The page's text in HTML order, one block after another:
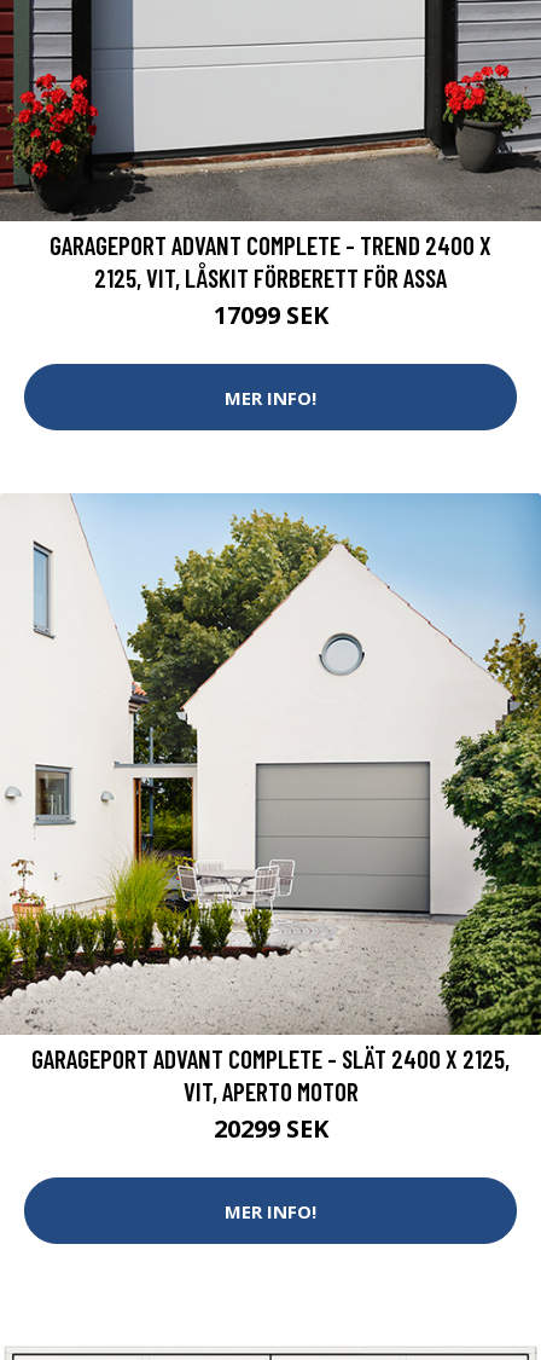
GARAGEPORT ADVANT COMPLETE - TREND 2400 X
2125, VIT, LÅSKIT FÖRBERETT FÖR ASSA
17099 SEK
MER INFO!
GARAGEPORT ADVANT COMPLETE - SLÄT 2400 X 2125,
VIT, APERTO MOTOR
20299 SEK
MER INFO!